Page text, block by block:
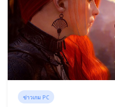
ข่าวเกม PC